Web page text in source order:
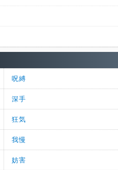
呪縛
深手
狂気
我慢
妨害